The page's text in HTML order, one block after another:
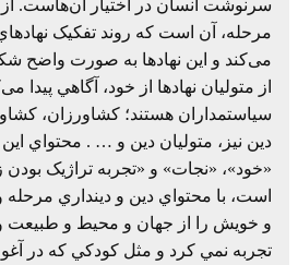
سرنوشت انسان در اختيار آن‌هاست.
مرحله، آن است که روند تفکيک
می‌کند و اين نهادها به صورت واضح
از متوليان نهادها از خود، آگاهي پيدا
سياستمداران هستند؛ کشاورزان،
دين نيز، متوليان دين و … . محتواي
«خود»، «نجات» و «تجربه تراژيک
است، با محتواي دين و دينداري
و خويش را از جهان و محيط و طبيعت و
تجربه نمي کرد و مثل کودکي که در